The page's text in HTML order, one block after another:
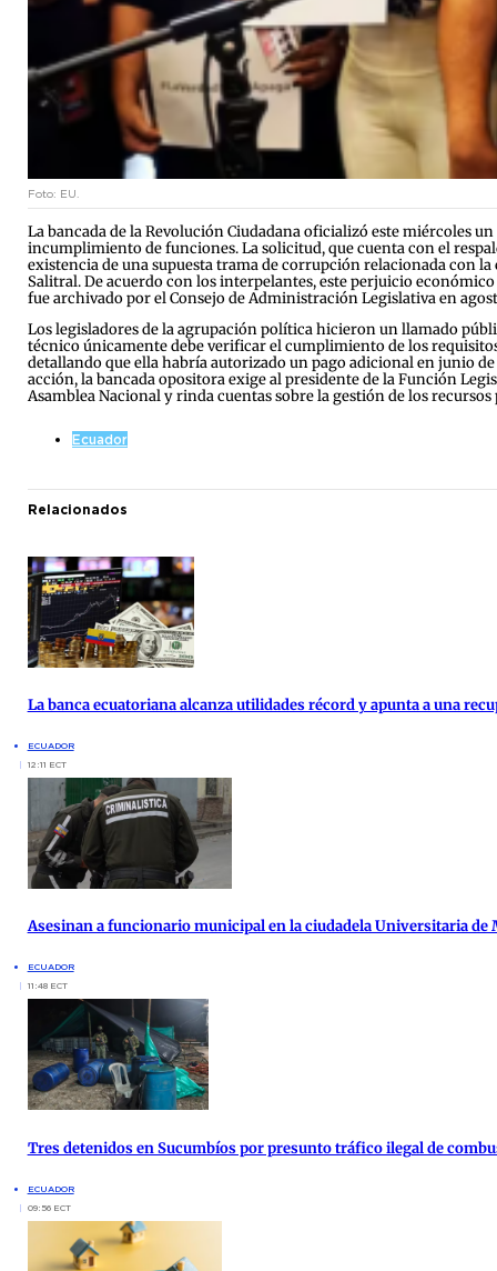
Foto: EU.
La bancada de la Revolución Ciudadana oficializó este miércoles
incumplimiento de funciones. La solicitud, que cuenta con el
existencia de una supuesta trama de corrupción relacionada con
Salitral. De acuerdo con los interpelantes, este perjuicio
fue archivado por el Consejo de Administración Legislativa en
Los legisladores de la agrupación política hicieron un llamado
técnico únicamente debe verificar el cumplimiento de los
detallando que ella habría autorizado un pago adicional en junio
acción, la bancada opositora exige al presidente de la Función
Asamblea Nacional y rinda cuentas sobre la gestión de los
Ecuador
Relacionados
La banca ecuatoriana alcanza utilidades récord y apunta a una
ECUADOR
12:11 ECT
Asesinan a funcionario municipal en la ciudadela Universitaria de
ECUADOR
11:48 ECT
Tres detenidos en Sucumbíos por presunto tráfico ilegal de
ECUADOR
09:56 ECT